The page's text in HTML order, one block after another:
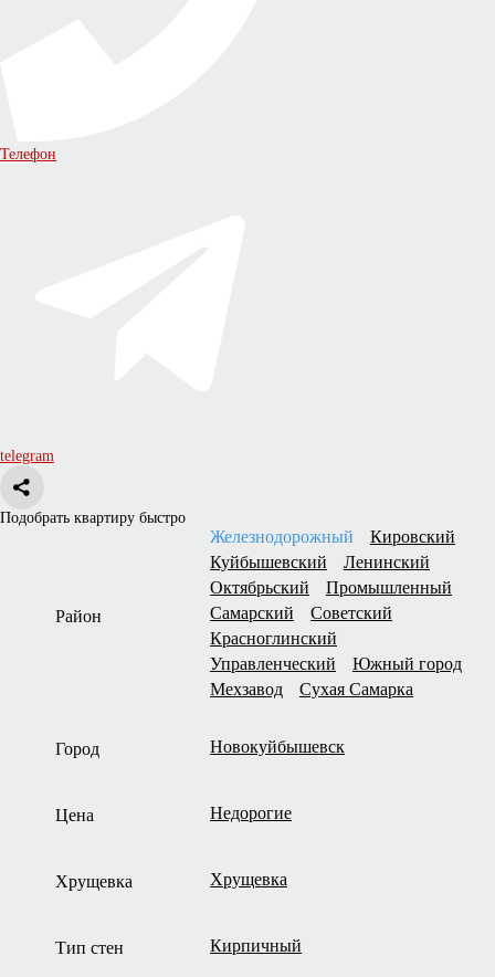
Телефон
telegram
Подобрать квартиру быстро
Район
Железнодорожный
Кировский
Куйбышевский
Ленинский
Октябрьский
Промышленный
Самарский
Советский
Красноглинский
Управленческий
Южный город
Мехзавод
Сухая Самарка
Город Новокуйбышевск
Цена Недорогие
Хрущевка Хрущевка
Тип стен Кирпичный